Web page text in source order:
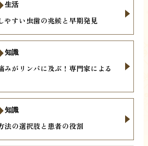
やすい虫歯の兆候と早期発見
生活
みがリンパに及ぶ！専門家による
知識
法の選択肢と患者の役割
知識